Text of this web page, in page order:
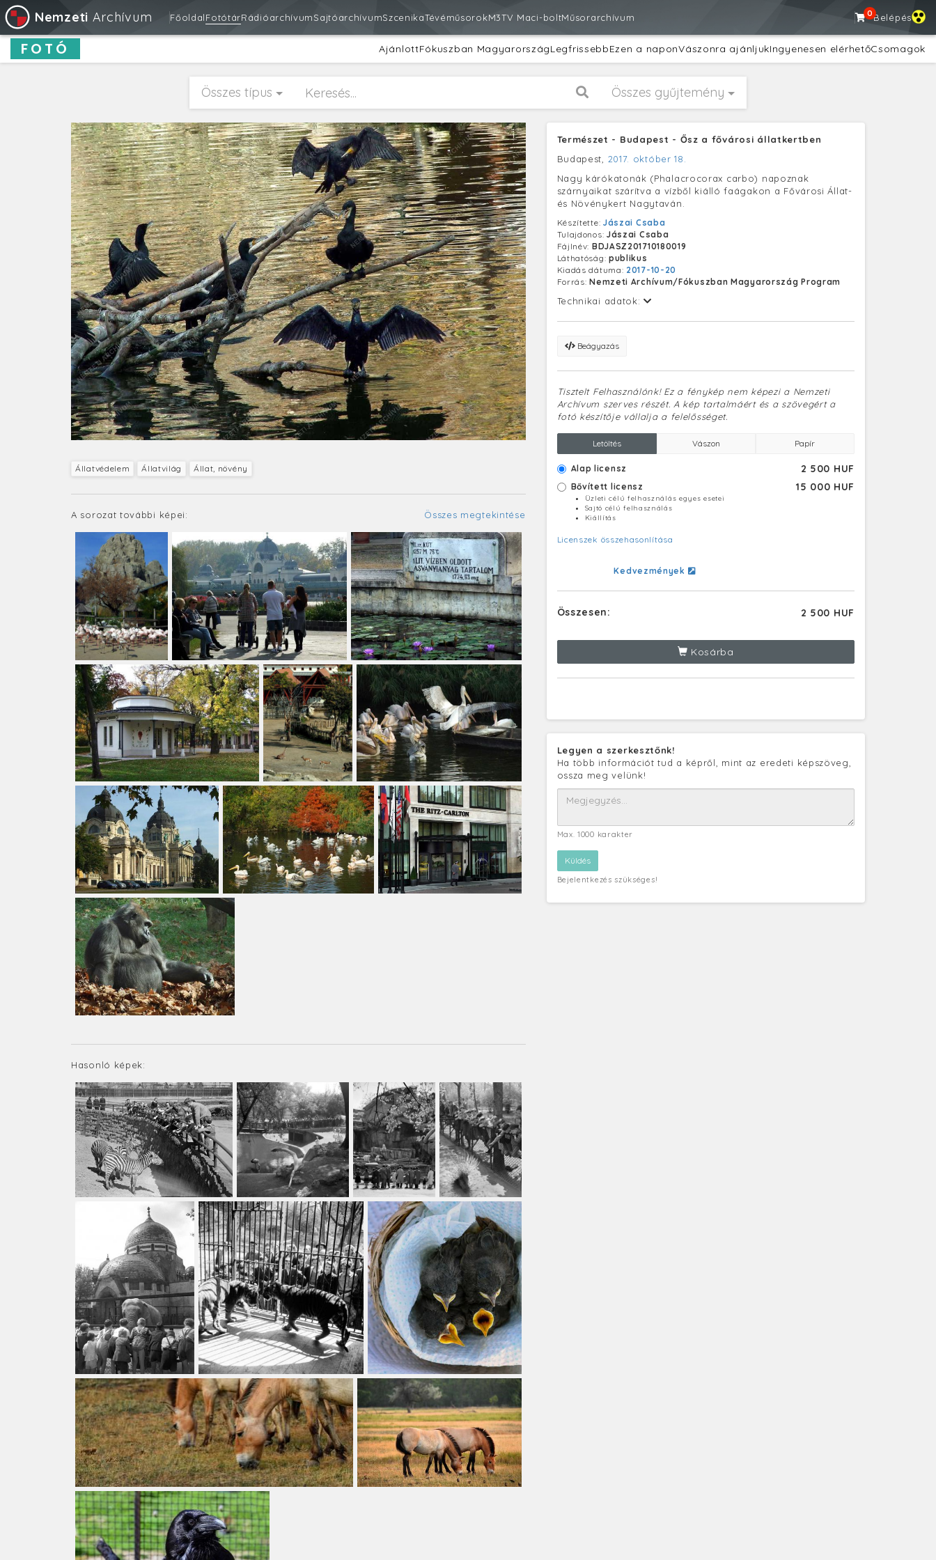
Nemzeti Archívum FőoldalFotótárRádióarchívumSajtóarchívumSzcenikaTévéműsorokM3TV Maci-boltMűsorarchívum 0Belépés
FOTÓ AjánlottFókuszban MagyarországLegfrissebbEzen a naponVászonra ajánljukIngyenesen elérhetőCsomagok
Összes típus Összes gyűjtemény
Állatvédelem Állatvilág Állat, növény
A sorozat további képei: Összes megtekintése
Hasonló képek:
Természet - Budapest - Ősz a fővárosi állatkertben
Budapest, 2017. október 18.
Nagy kárókatonák (Phalacrocorax carbo) napoznak
szárnyaikat szárítva a vízből kiálló faágakon a Fővárosi Állat-
és Növénykert Nagytaván.
Készítette: Jászai Csaba
Tulajdonos: Jászai Csaba
Fájlnév: BDJASZ201710180019
Láthatóság: publikus
Kiadás dátuma: 2017-10-20
Forrás:Nemzeti Archívum/Fókuszban Magyarország Program
Technikai adatok:
Beágyazás
Tisztelt Felhasználónk! Ez a fénykép nem képezi a Nemzeti
Archívum szerves részét. A kép tartalmáért és a szövegért a
fotó készítője vállalja a felelősséget.
Letöltés Vászon Papír
Alap licensz 2 500 HUF
Bővített licensz 15 000 HUF
Üzleti célú felhasználás egyes esetei
Sajtó célú felhasználás
Kiállítás
Licenszek összehasonlítása
Kedvezmények
Összesen: 2 500 HUF
Kosárba
Legyen a szerkesztőnk!
Ha több információt tud a képről, mint az eredeti képszöveg,
ossza meg velünk!
Max. 1000 karakter
Bejelentkezés szükséges!